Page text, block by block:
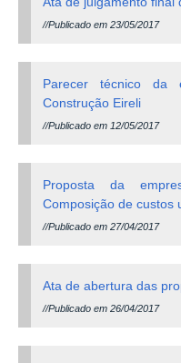
//Publicado em 23/05/2017
Parecer técnico da
Construção Eireli
//Publicado em 12/05/2017
Proposta da
Composição de custos
//Publicado em 27/04/2017
Ata de abertura das
//Publicado em 26/04/2017